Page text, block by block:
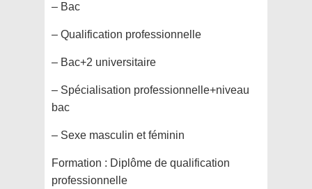
– Bac
– Qualification professionnelle
– Bac+2 universitaire
– Spécialisation professionnelle+niveau
bac
– Sexe masculin et féminin
Formation : Diplôme de qualification
professionnelle